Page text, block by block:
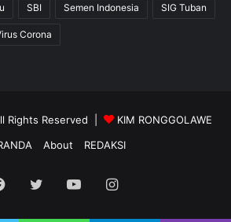
SBI Semen Indonesia SIG Tuban
Corona
Rights Reserved |
KIM RONGGOLAWE
About REDAKSI
Facebook
Twitter YouTubeInstagram